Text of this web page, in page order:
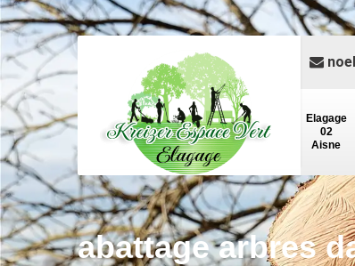
Elagage
02
Aisne
abattage arbres